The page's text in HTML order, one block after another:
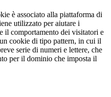
è associato alla piattaforma di
utilizzato per aiutare i
il comportamento dei visitatori e
cookie di tipo pattern, in cui il
serie di numeri e lettere, che
per il dominio che imposta il